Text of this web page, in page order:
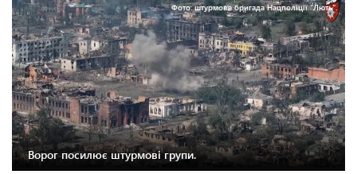
Фото: штурмова бригада Нацполіції "Лють".
Ворог посилює штурмові групи.